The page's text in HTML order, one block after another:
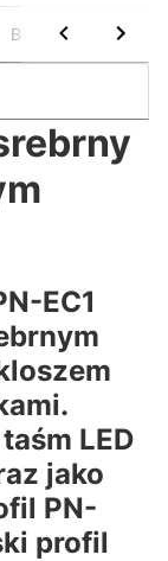
Bezpieczeństo /
EC1
LED
jako
PN-
profil